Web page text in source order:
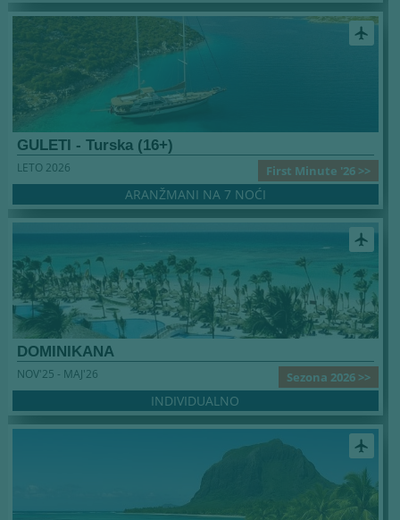
airplanemode_active
GULETI - Turska (16+)
First Minute '26 >>
LETO 2026
ARANŽMANI NA 7 NOĆI
airplanemode_active
DOMINIKANA
Sezona 2026 >>
NOV'25 - MAJ'26
INDIVIDUALNO
airplanemode_active